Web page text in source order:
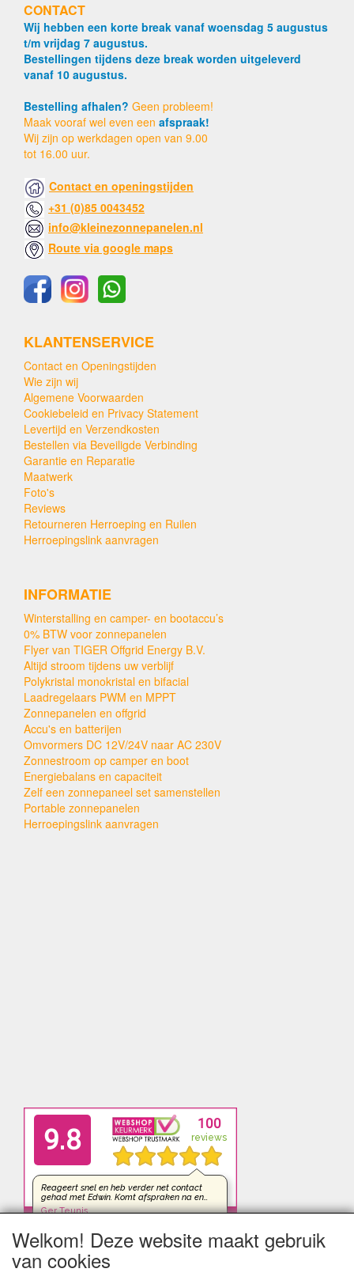
CONTACT
Wij hebben een korte break vanaf woensdag 5 augustus
t/m vrijdag 7 augustus.
Bestellingen tijdens deze break worden uitgeleverd
vanaf 10 augustus.
Bestelling afhalen? Geen probleem!
Maak vooraf wel even een afspraak!
Wij zijn op werkdagen open van 9.00
tot 16.00 uur.
Contact en openingstijden
+31 (0)85 0043452
info@kleinezonnepanelen.nl
Route via google maps
KLANTENSERVICE
Contact en Openingstijden
Wie zijn wij
Algemene Voorwaarden
Cookiebeleid en Privacy Statement
Levertijd en Verzendkosten
Bestellen via Beveiligde Verbinding
Garantie en Reparatie
Maatwerk
Foto's
Reviews
Retourneren Herroeping en Ruilen
Herroepingslink aanvragen
INFORMATIE
Winterstalling en camper- en bootaccu’s
0% BTW voor zonnepanelen
Flyer van TIGER Offgrid Energy B.V.
Altijd stroom tijdens uw verblijf
Polykristal monokristal en bifacial
Laadregelaars PWM en MPPT
Zonnepanelen en offgrid
Accu's en batterijen
Omvormers DC 12V/24V naar AC 230V
Zonnestroom op camper en boot
Energiebalans en capaciteit
Zelf een zonnepaneel set samenstellen
Portable zonnepanelen
Herroepingslink aanvragen
Welkom! Deze website maakt gebruik
van cookies